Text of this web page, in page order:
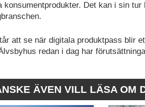
konsumentprodukter. Det kan i sin
att se när digitala produktpass blir
redan i dag har
ÄVEN VILL LÄSA OM